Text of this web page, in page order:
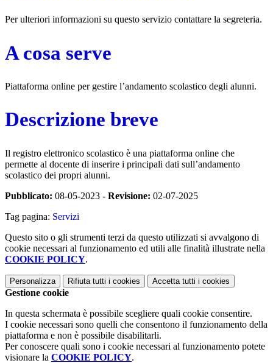
Per ulteriori informazioni su questo servizio contattare la segreteria.
A cosa serve
Piattaforma online per gestire l’andamento scolastico degli alunni.
Descrizione breve
Il registro elettronico scolastico è una piattaforma online che
permette al docente di inserire i principali dati sull’andamento
scolastico dei propri alunni.
Pubblicato: 08-05-2023 - Revisione: 02-07-2025
Tag pagina: Servizi
Questo sito o gli strumenti terzi da questo utilizzati si avvalgono di
cookie necessari al funzionamento ed utili alle finalità illustrate nella
COOKIE POLICY.
Personalizza Rifiuta tutti i cookies Accetta tutti i cookies
Gestione cookie
In questa schermata è possibile scegliere quali cookie consentire.
I cookie necessari sono quelli che consentono il funzionamento della
piattaforma e non è possibile disabilitarli.
Per conoscere quali sono i cookie necessari al funzionamento potete
visionare la COOKIE POLICY.